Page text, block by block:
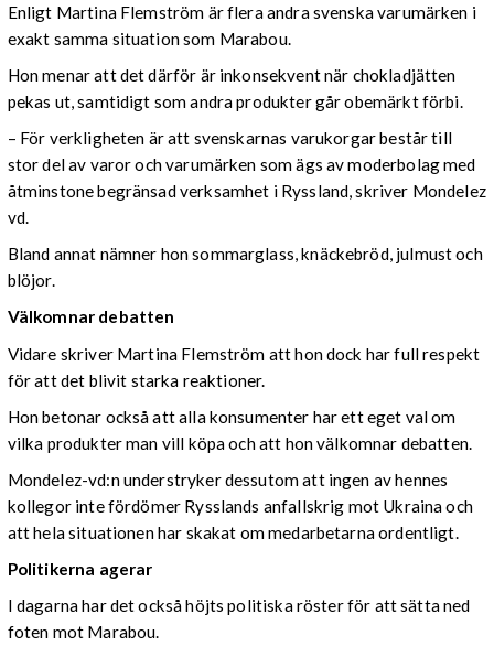
Enligt Martina Flemström är flera andra svenska varumärken i
exakt samma situation som Marabou.
Hon menar att det därför är inkonsekvent när chokladjätten
pekas ut, samtidigt som andra produkter går obemärkt förbi.
– För verkligheten är att svenskarnas varukorgar består till
stor del av varor och varumärken som ägs av moderbolag med
åtminstone begränsad verksamhet i Ryssland, skriver Mondelez
vd.
Bland annat nämner hon sommarglass, knäckebröd, julmust och
blöjor.
Välkomnar debatten
Vidare skriver Martina Flemström att hon dock har full respekt
för att det blivit starka reaktioner.
Hon betonar också att alla konsumenter har ett eget val om
vilka produkter man vill köpa och att hon välkomnar debatten.
Mondelez-vd:n understryker dessutom att ingen av hennes
kollegor inte fördömer Rysslands anfallskrig mot Ukraina och
att hela situationen har skakat om medarbetarna ordentligt.
Politikerna agerar
I dagarna har det också höjts politiska röster för att sätta ned
foten mot Marabou.